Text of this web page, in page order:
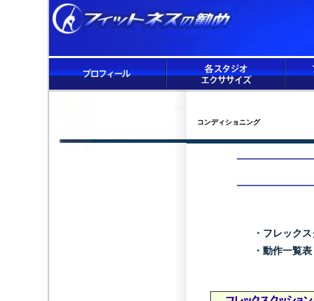
コンディショニング
・ フレック
・ 動作一覧表